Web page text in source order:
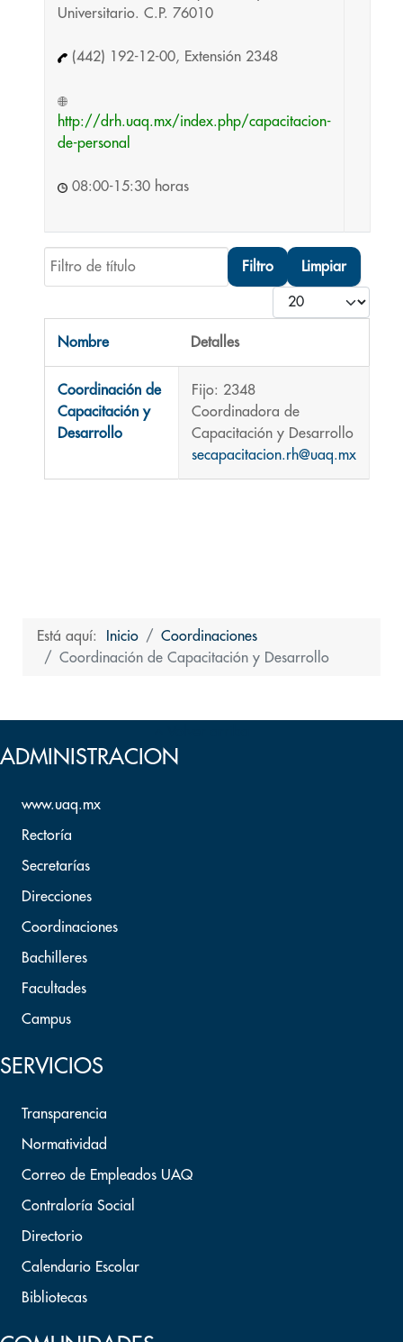
Universitario. C.P. 76010
(442) 192-12-00, Extensión 2348
http://drh.uaq.mx/index.php/capacitacion-
de-personal
08:00-15:30 horas
Filtro de título
Filtro Limpiar
Cantidad
Nombre Detalles
Coordinación de
Capacitación y
Desarrollo
Fijo: 2348
Coordinadora de
Capacitación y Desarrollo
secapacitacion.rh@uaq.mx
Está aquí: Inicio
Coordinaciones
Coordinación de Capacitación y Desarrollo
ADMINISTRACION
www.uaq.mx
Rectoría
Secretarías
Direcciones
Coordinaciones
Bachilleres
Facultades
Campus
SERVICIOS
Transparencia
Normatividad
Correo de Empleados UAQ
Contraloría Social
Directorio
Calendario Escolar
Bibliotecas